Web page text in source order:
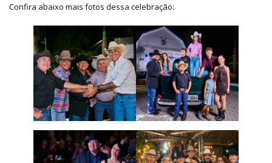
Confira abaixo mais fotos dessa celebração: